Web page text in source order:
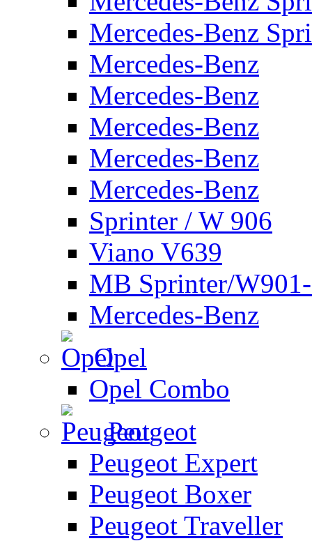
Mercedes-Benz
Mercedes-Benz
Mercedes-Benz
Mercedes-Benz
Mercedes-Benz
Mercedes-Benz
Sprinter / W 906
Viano V639
MB Sprinter/
Mercedes-Benz
Opel
Opel Combo
Peugeot
Peugeot Expert
Peugeot Boxer
Peugeot Traveller